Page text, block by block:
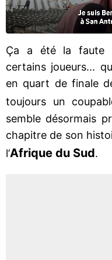
Ça a été la faute
certains joueurs...
en quart de finale
toujours un
semble désormais
chapitre de son
l’Afrique du Sud.